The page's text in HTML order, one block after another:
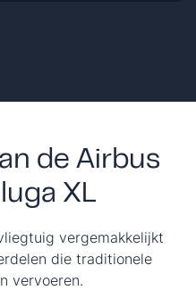
de Airbus
XL
vergemakkelijkt
die traditionele
vervoeren.